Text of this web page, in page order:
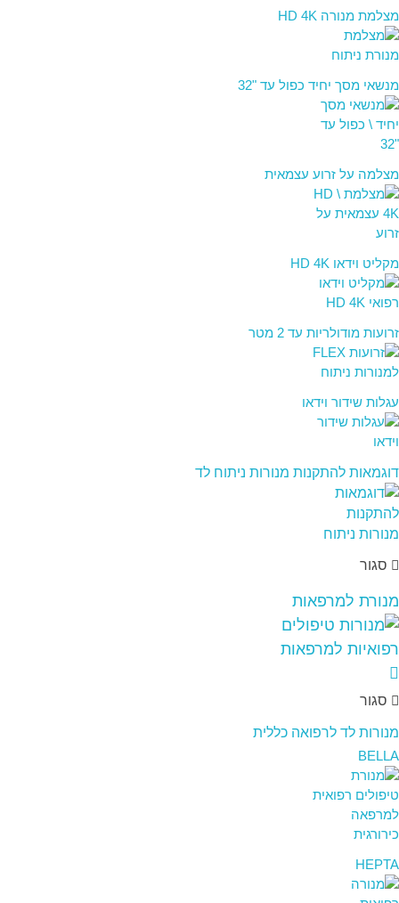
מצלמת מנורה HD 4K
מנשאי מסך יחיד כפול עד "32
מצלמה על זרוע עצמאית
מקליט וידאו HD 4K
זרועות מודולריות עד 2 מטר
עגלות שידור וידאו
דוגמאות להתקנות מנורות ניתוח לד
סגור
מנורת למרפאות
סגור
מנורות לד לרפואה כללית
BELLA
HEPTA